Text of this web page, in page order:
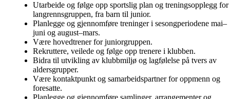
Utarbeide og følge opp sportslig plan og treningsopplegg for
langrennsgruppen, fra barn til junior.
Planlegge og gjennomføre treninger i sesongperiodene mai–
juni og august–mars.
Være hovedtrener for juniorgruppen.
Rekruttere, veilede og følge opp trenere i klubben.
Bidra til utvikling av klubbmiljø og lagfølelse på tvers av
aldersgrupper.
Være kontaktpunkt og samarbeidspartner for oppmenn og
foresatte.
Planlegge og gjennomføre samlinger, arrangementer og